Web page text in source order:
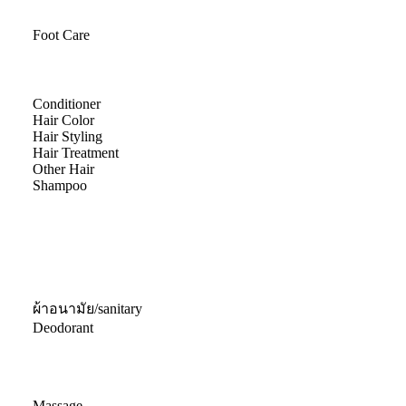
Foot Care
Conditioner
Hair Color
Hair Styling
Hair Treatment
Other Hair
Shampoo
ผ้าอนามัย/sanitary
Deodorant